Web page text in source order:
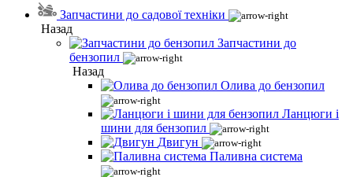
Запчастини до садової техніки
Назад
Запчастини до
бензопил
Назад
Олива до бензопил
Ланцюги і
шини для бензопил
Двигун
Паливна система